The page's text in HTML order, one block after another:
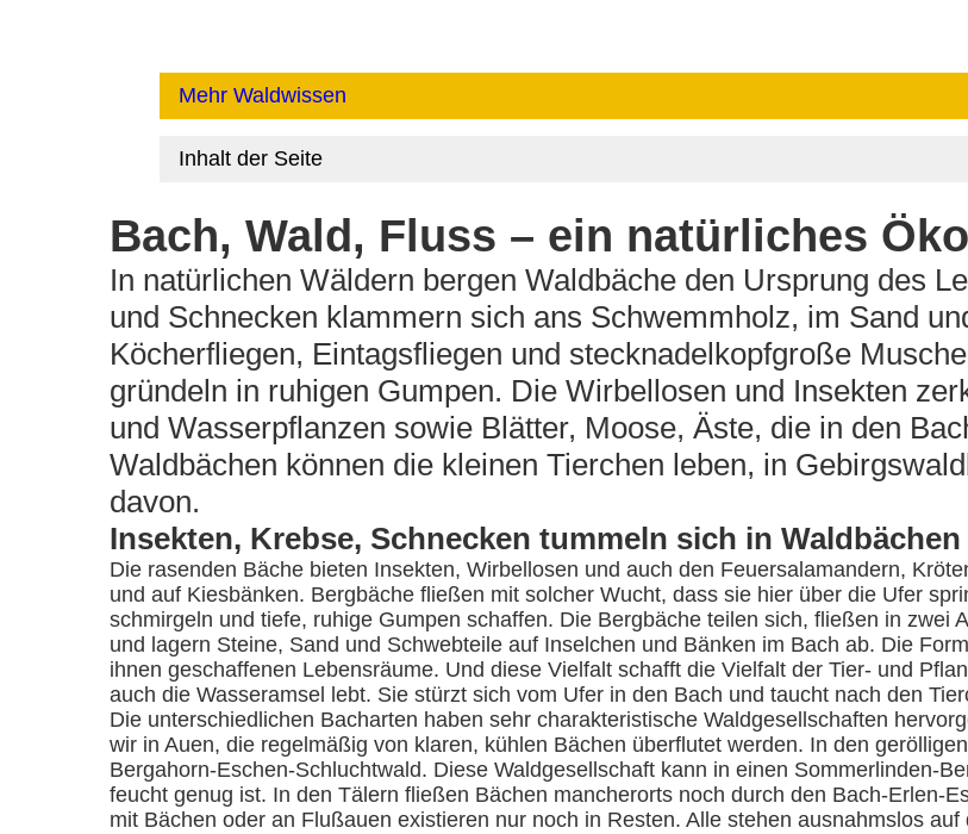
Mehr Waldwissen
Inhalt der Seite
Bach, Wald, Fluss – ein natürliches
In natürlichen Wäldern bergen Waldbäche den Ursprung des
und Schnecken klammern sich ans Schwemmholz, im Sand
Köcherfliegen, Eintagsfliegen und stecknadelkopfgroße
gründeln in ruhigen Gumpen. Die Wirbellosen und Insekten
und Wasserpflanzen sowie Blätter, Moose, Äste, die in den
Waldbächen können die kleinen Tierchen leben, in
davon.
Insekten, Krebse, Schnecken tummeln sich in Waldbächen
Die rasenden Bäche bieten Insekten, Wirbellosen und auch den Feuersalamandern,
und auf Kiesbänken. Bergbäche fließen mit solcher Wucht, dass sie hier über die Ufer
schmirgeln und tiefe, ruhige Gumpen schaffen. Die Bergbäche teilen sich, fließen in zwei
und lagern Steine, Sand und Schwebteile auf Inselchen und Bänken im Bach ab. Die
ihnen geschaffenen Lebensräume. Und diese Vielfalt schafft die Vielfalt der Tier- und
auch die Wasseramsel lebt. Sie stürzt sich vom Ufer in den Bach und taucht nach den
Die unterschiedlichen Bacharten haben sehr charakteristische Waldgesellschaften
wir in Auen, die regelmäßig von klaren, kühlen Bächen überflutet werden. In den
Bergahorn-Eschen-Schluchtwald. Diese Waldgesellschaft kann in einen Sommerlinden-
feucht genug ist. In den Tälern fließen Bächen mancherorts noch durch den Bach-Erlen-
mit Bächen oder an Flußauen existieren nur noch in Resten. Alle stehen ausnahmslos